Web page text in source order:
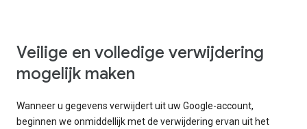
Veilige en volledige verwijdering
mogelijk maken
Wanneer u gegevens verwijdert uit uw Google-account,
beginnen we onmiddellijk met de verwijdering ervan uit het